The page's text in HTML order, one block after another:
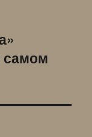
самом